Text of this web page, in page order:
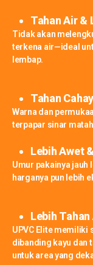
Tahan Air &
Tidak akan
terkena air—ideal
lembap.
Tahan
Warna dan
terpapar sinar
Lebih Awet
Umur pakainya jauh
harganya pun lebih
Lebih Tahan
UPVC Elite memiliki
dibanding kayu dan
untuk area yang